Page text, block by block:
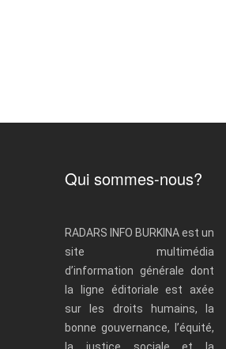
Qui sommes-nous?
RADARS INFO BURKINA est un
site multimédia
d’information générale dont
la ligne éditoriale est axée
sur les droits humains, la
bonne gouvernance, l’équité,
la justice sociale et la